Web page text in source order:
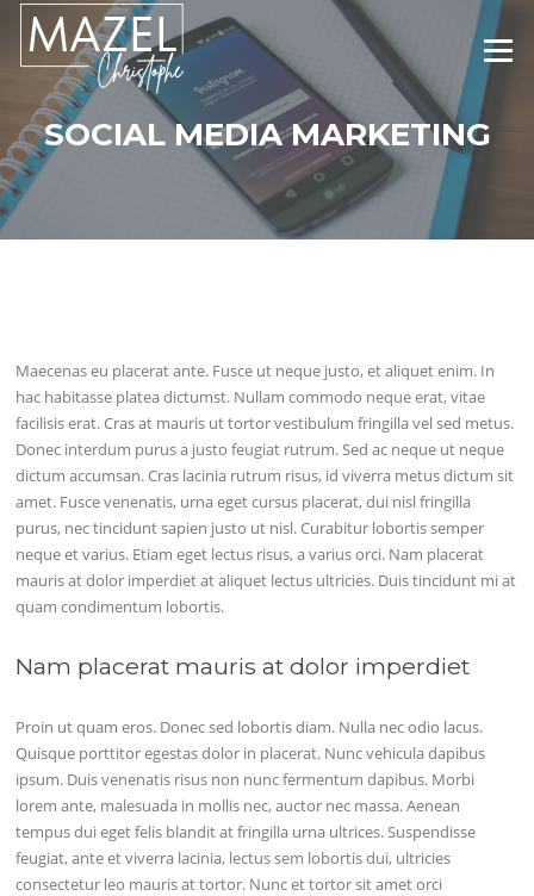
Aller
contenu
Menu
SOCIAL MEDIA MARKETING
Maecenas eu placerat ante. Fusce ut neque justo, et aliquet enim. In
hac habitasse platea dictumst. Nullam commodo neque erat, vitae
facilisis erat. Cras at mauris ut tortor vestibulum fringilla vel sed metus.
Donec interdum purus a justo feugiat rutrum. Sed ac neque ut neque
dictum accumsan. Cras lacinia rutrum risus, id viverra metus dictum sit
amet. Fusce venenatis, urna eget cursus placerat, dui nisl fringilla
purus, nec tincidunt sapien justo ut nisl. Curabitur lobortis semper
neque et varius. Etiam eget lectus risus, a varius orci. Nam placerat
mauris at dolor imperdiet at aliquet lectus ultricies. Duis tincidunt mi at
quam condimentum lobortis.
Nam placerat mauris at dolor imperdiet
Proin ut quam eros. Donec sed lobortis diam. Nulla nec odio lacus.
Quisque porttitor egestas dolor in placerat. Nunc vehicula dapibus
ipsum. Duis venenatis risus non nunc fermentum dapibus. Morbi
lorem ante, malesuada in mollis nec, auctor nec massa. Aenean
tempus dui eget felis blandit at fringilla urna ultrices. Suspendisse
feugiat, ante et viverra lacinia, lectus sem lobortis dui, ultricies
consectetur leo mauris at tortor. Nunc et tortor sit amet orci